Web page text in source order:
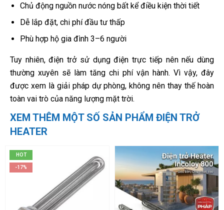
Chủ động nguồn nước nóng bất kể điều kiện thời tiết
Dễ lắp đặt, chi phí đầu tư thấp
Phù hợp hộ gia đình 3–6 người
Tuy nhiên, điện trở sử dụng điện trực tiếp nên nếu dùng
thường xuyên sẽ làm tăng chi phí vận hành. Vì vậy, đây
được xem là giải pháp dự phòng, không nên thay thế hoàn
toàn vai trò của năng lượng mặt trời.
XEM THÊM MỘT SỐ SẢN PHẨM ĐIỆN TRỞ
HEATER
HOT
-17%